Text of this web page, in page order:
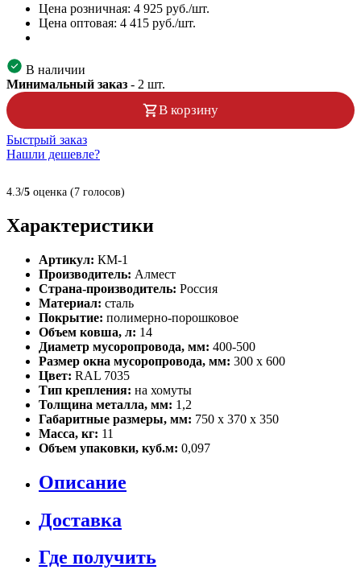
Цена розничная: 4 925 руб./шт.
Цена оптовая: 4 415 руб./шт.
В наличии
Минимальный заказ - 2 шт.
В корзину
Быстрый заказ
Нашли дешевле?
4.3/5 оценка (7 голосов)
Характеристики
Артикул: КМ-1
Производитель: Алмест
Страна-производитель: Россия
Материал: сталь
Покрытие: полимерно-порошковое
Объем ковша, л: 14
Диаметр мусоропровода, мм: 400-500
Размер окна мусоропровода, мм: 300 х 600
Цвет: RAL 7035
Тип крепления: на хомуты
Толщина металла, мм: 1,2
Габаритные размеры, мм: 750 х 370 х 350
Масса, кг: 11
Объем упаковки, куб.м: 0,097
Описание
Доставка
Где получить